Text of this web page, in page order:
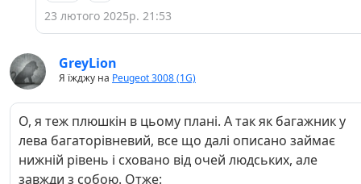
23 лютого 2025р. 21:53
GreyLion
Я їжджу на Peugeot 3008 (1G)
О, я теж плюшкін в цьому плані. А так як багажник у
лева багаторівневий, все що далі описано займає
нижній рівень і сховано від очей людських, але
завжди з собою. Отже: